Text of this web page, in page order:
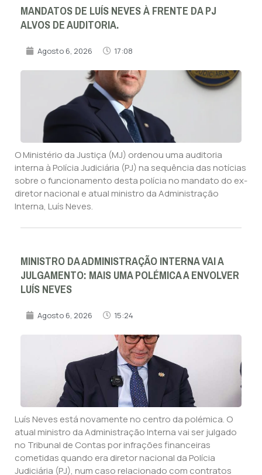
MANDATOS DE LUÍS NEVES À FRENTE DA PJ
ALVOS DE AUDITORIA.
Agosto 6, 2026 17:08
O Ministério da Justiça (MJ) ordenou uma auditoria
interna à Polícia Judiciária (PJ) na sequência das notícias
sobre o funcionamento desta polícia no mandato do ex-
diretor nacional e atual ministro da Administração
Interna, Luís Neves.
MINISTRO DA ADMINISTRAÇÃO INTERNA VAI A
JULGAMENTO: MAIS UMA POLÉMICA A ENVOLVER
LUÍS NEVES
Agosto 6, 2026 15:24
Luís Neves está novamente no centro da polémica. O
atual ministro da Administração Interna vai ser julgado
no Tribunal de Contas por infrações financeiras
cometidas quando era diretor nacional da Polícia
Judiciária (PJ), num caso relacionado com contratos